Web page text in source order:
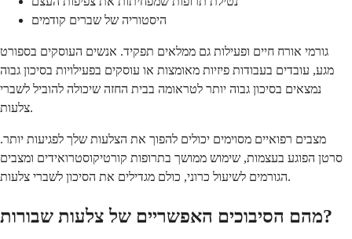
היסטוריה של שברים קודמים
גורמי אורח חיים ופעילות גם ממלאים תפקיד. אנשים העוסקים בספורט
מגע, עובדים בעבודות פיזיות מאומצות או עוסקים בפעילויות בסיכון גבוה
נמצאים בסיכון גבוה יותר לטראומה בבית החזה שיכולה להוביל לשברי
צלעות.
מצבים רפואיים מסוימים יכולים להפוך את הצלעות שלך לפגיעות יותר.
סרטן הפוגע בעצמות, שימוש ממושך בתרופות קורטיקוסטרואידים ומצבים
הגורמים לשיעול כרוני, כולם מגדילים את הסיכון לשברי צלעות.
מהם הסיבוכים האפשריים של צלעות שבורות?